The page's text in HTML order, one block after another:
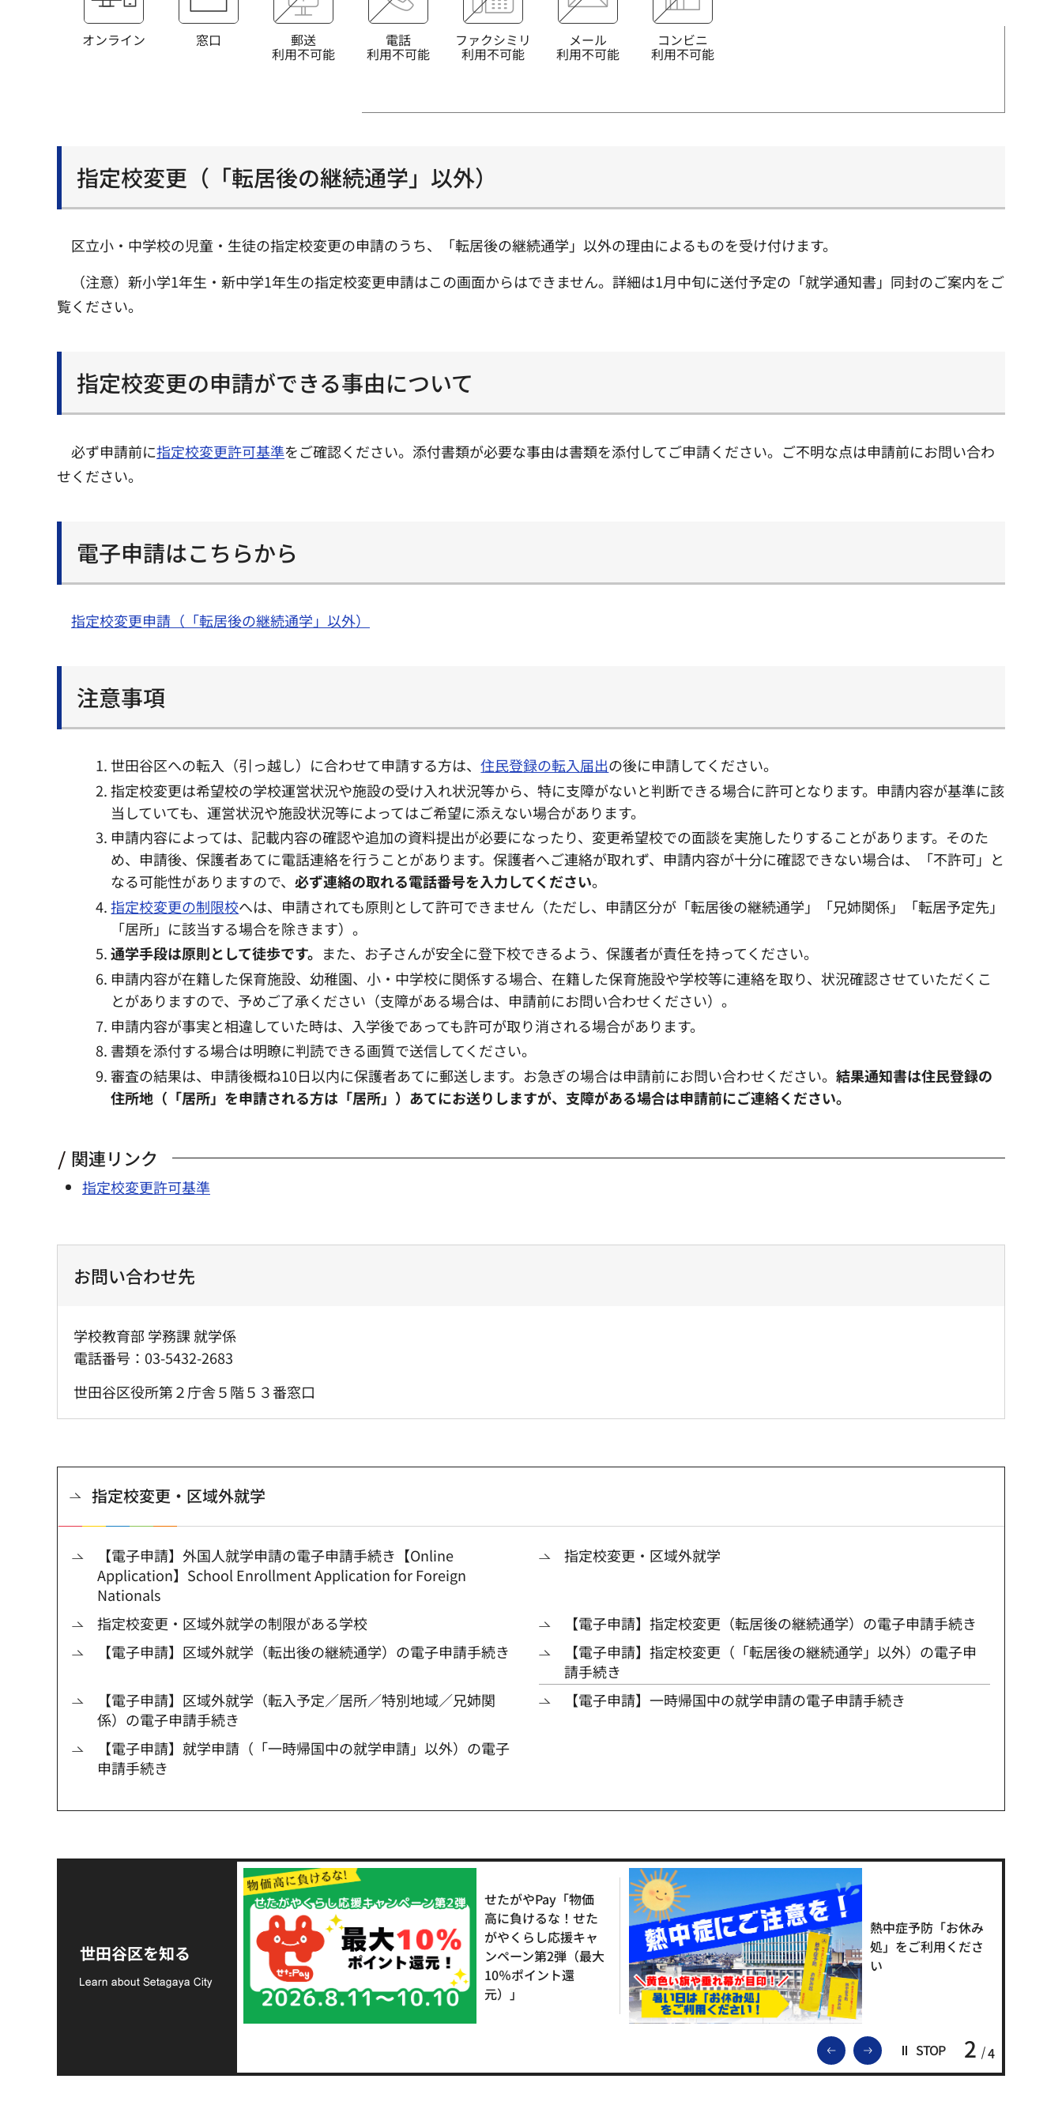
オンライン 窓口 郵送
利用不可能
電話
利用不可能
ファクシミリ
利用不可能
メール
利用不可能
コンビニ
利用不可能
指定校変更（「転居後の継続通学」以外）
区立小・中学校の児童・生徒の指定校変更の申請のうち、「転居後の継続通学」以外の理由によるものを受け付けます。
（注意）新小学1年生・新中学1年生の指定校変更申請はこの画面からはできません。詳細は1月中旬に送付予定の「就学通知書」同封のご案内をご
覧ください。
指定校変更の申請ができる事由について
必ず申請前に指定校変更許可基準をご確認ください。添付書類が必要な事由は書類を添付してご申請ください。ご不明な点は申請前にお問い合わ
せください。
電子申請はこちらから
指定校変更申請（「転居後の継続通学」以外）
注意事項
世田谷区への転入（引っ越し）に合わせて申請する方は、住民登録の転入届出の後に申請してください。
指定校変更は希望校の学校運営状況や施設の受け入れ状況等から、特に支障がないと判断できる場合に許可となります。申請内容が基準に該
当していても、運営状況や施設状況等によってはご希望に添えない場合があります。
申請内容によっては、記載内容の確認や追加の資料提出が必要になったり、変更希望校での面談を実施したりすることがあります。そのた
め、申請後、保護者あてに電話連絡を行うことがあります。保護者へご連絡が取れず、申請内容が十分に確認できない場合は、「不許可」と
なる可能性がありますので、必ず連絡の取れる電話番号を入力してください。
指定校変更の制限校へは、申請されても原則として許可できません（ただし、申請区分が「転居後の継続通学」「兄姉関係」「転居予定先」
「居所」に該当する場合を除きます）。
通学手段は原則として徒歩です。 また、お子さんが安全に登下校できるよう、保護者が責任を持ってください。
申請内容が在籍した保育施設、幼稚園、小・中学校に関係する場合、在籍した保育施設や学校等に連絡を取り、状況確認させていただくこ
とがありますので、予めご了承ください（支障がある場合は、申請前にお問い合わせください）。
申請内容が事実と相違していた時は、入学後であっても許可が取り消される場合があります。
書類を添付する場合は明瞭に判読できる画質で送信してください。
審査の結果は、申請後概ね10日以内に保護者あてに郵送します。お急ぎの場合は申請前にお問い合わせください。結果通知書は住民登録の
住所地（「居所」を申請される方は「居所」）あてにお送りしますが、支障がある場合は申請前にご連絡ください。
関連リンク
指定校変更許可基準
お問い合わせ先
学校教育部 学務課 就学係
電話番号：03-5432-2683
世田谷区役所第２庁舎５階５３番窓口
指定校変更・区域外就学
【電子申請】外国人就学申請の電子申請手続き【Online
Application】School Enrollment Application for Foreign
Nationals
指定校変更・区域外就学
指定校変更・区域外就学の制限がある学校
【電子申請】指定校変更（転居後の継続通学）の電子申請手続き
【電子申請】区域外就学（転出後の継続通学）の電子申請手続き
【電子申請】指定校変更（「転居後の継続通学」以外）の電子申
請手続き
【電子申請】区域外就学（転入予定／居所／特別地域／兄姉関
係）の電子申請手続き
【電子申請】一時帰国中の就学申請の電子申請手続き
【電子申請】就学申請（「一時帰国中の就学申請」以外）の電子
申請手続き
世田谷区を知る
前のスライドを表示
次のスライドを表示
STOP 2 4
支援金の募集につい
て
せたがやPay「物価
高に負けるな！せた
がやくらし応援キャ
ンペーン第2弾（最大
10％ポイント還
元）」
熱中症予防「お休み
処」をご利用くださ
い